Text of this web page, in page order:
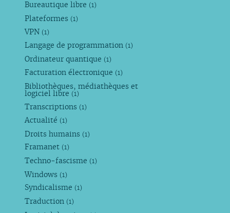
Bureautique libre (1)
Plateformes (1)
VPN (1)
Langage de programmation (1)
Ordinateur quantique (1)
Facturation électronique (1)
Bibliothèques, médiathèques et
logiciel libre (1)
Transcriptions (1)
Actualité (1)
Droits humains (1)
Framanet (1)
Techno-fascisme (1)
Windows (1)
Syndicalisme (1)
Traduction (1)